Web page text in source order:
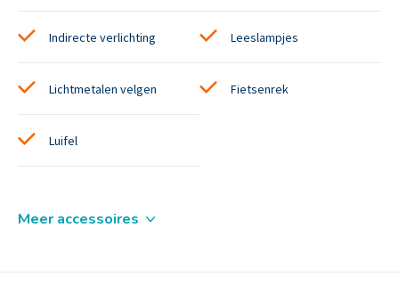
Indirecte verlichting Leeslampjes
Lichtmetalen velgen Fietsenrek
Luifel
Meer accessoires